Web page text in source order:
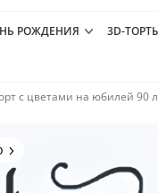
РОЖДЕНИЯ 3D-
с цветами на юбилей 90